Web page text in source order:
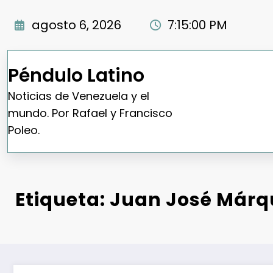
agosto 6, 2026 7:15:01 PM
Péndulo Latino
Noticias de Venezuela y el
mundo. Por Rafael y Francisco
Poleo.
Etiqueta: Juan José